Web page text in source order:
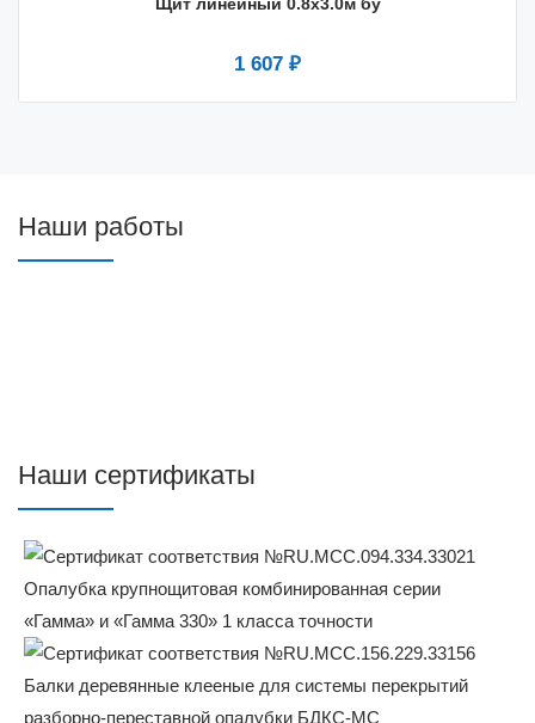
1 607 ₽
Наши работы
Наши сертификаты